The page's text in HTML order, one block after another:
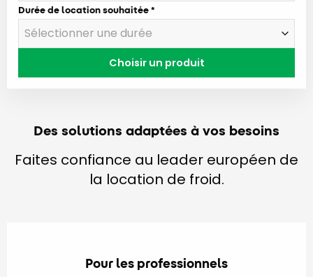
Durée de location souhaitée
Choisir un produit
Des solutions adaptées à vos besoins
Faites confiance au leader européen de
la location de froid.
Pour les professionnels